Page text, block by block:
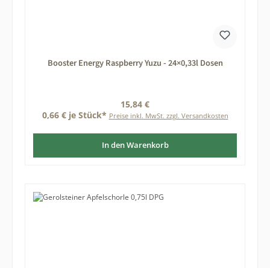
Booster Energy Raspberry Yuzu - 24×0,33l Dosen
Regulärer Preis:
15,84 €
0,66 € je Stück* Preise inkl. MwSt. zzgl. Versandkosten
In den Warenkorb